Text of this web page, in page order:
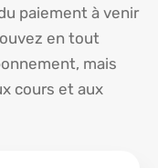
paiement à venir
en tout
mais
cours et aux